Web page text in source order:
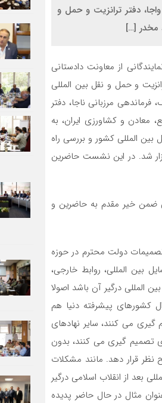
دفتر ترانزیت و حمل و
مخدر […]
از معاونت دادستانی
و حمل و نقل بین المللی
مرزبانی ناجا، دفتر
معادن و کشاورزی ایران، به
المللی کشور و بررسی راه
سالن اجتماعات انجمن برگزار شد. در این نشست حاضرین
ضمن خیر مقدم به حاضرین و
دولت محترم در حوزه
المللی، روابط خارجی،
المللی درگیر آن باشد اصولا
کشورهای پیشرفته دنیا هم
می کنند، سایر نهادهای
تصمیم گیری می کنند، بدون
نظر قرار دهد. مانند مشکلات
بعد از انقلاب اسلامی درگیر
مثال در حال حاضر پدیده